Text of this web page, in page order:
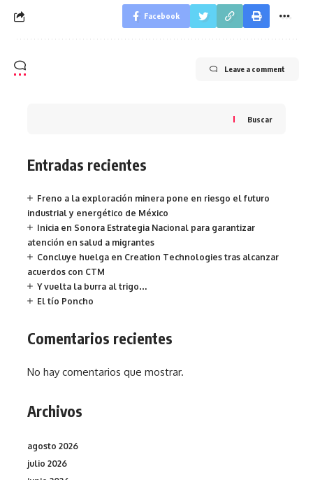
Facebook
Leave a comment
Buscar
Entradas recientes
Freno a la exploración minera pone en riesgo el futuro
industrial y energético de México
Inicia en Sonora Estrategia Nacional para garantizar
atención en salud a migrantes
Concluye huelga en Creation Technologies tras alcanzar
acuerdos con CTM
Y vuelta la burra al trigo…
El tío Poncho
Comentarios recientes
No hay comentarios que mostrar.
Archivos
agosto 2026
julio 2026